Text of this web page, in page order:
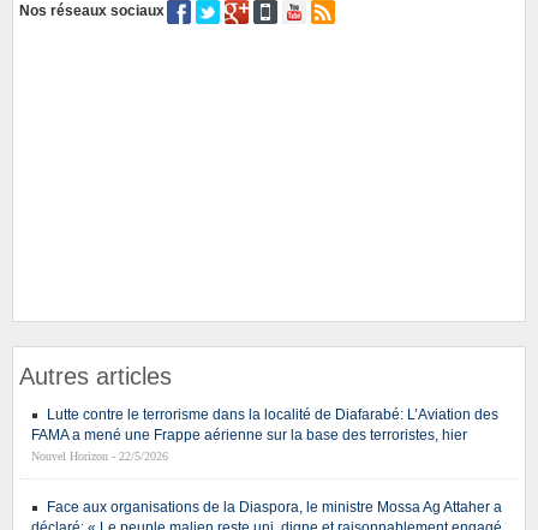
Nos réseaux sociaux
Autres articles
Lutte contre le terrorisme dans la localité de Diafarabé: L’Aviation des
FAMA a mené une Frappe aérienne sur la base des terroristes, hier
Nouvel Horizon - 22/5/2026
Face aux organisations de la Diaspora, le ministre Mossa Ag Attaher a